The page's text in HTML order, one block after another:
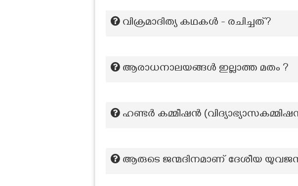
വിക്രമാദിത്യ കഥകള്‍ - രചിച്ചത്?
ആരാധനാലയങ്ങൾ ഇല്ലാത്ത മതം ?
ഹണ്ടർ കമ്മീഷൻ
ആരുടെ ജന്മദിനമാണ് ദേശീയ